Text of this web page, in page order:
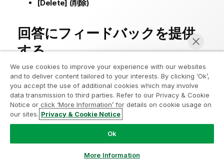
[Delete] (削除)
回答にフィードバックを提供
する
Qlik Answersが生成した回答に対して、フィードバック
を提供できます。生成された回答を評価するには、
ま
たは
をクリックします。
をクリックすると、回答
が役に立たなかった理由と、必要に応じて追加のフィー
ドバックを提供できます。
フィードバックのオプション
We use cookies to improve your experience with our websites
and to deliver content tailored to your interests. By clicking ‘Ok’,
you accept the use of additional cookies which may involve
data transmission to third parties. Refer to our Privacy & Cookie
Notice or click ‘More Information’ for details on cookie usage on
our sites. Privacy & Cookie Notice
Ok
More Information